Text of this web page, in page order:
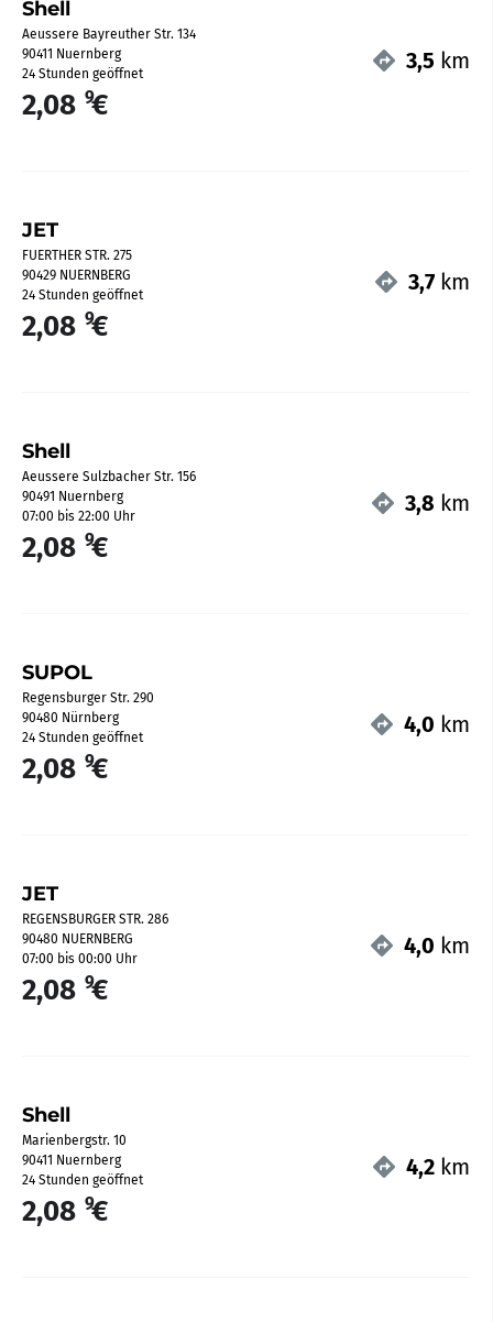
Shell
Aeussere Bayreuther Str. 134
90411 Nuernberg
24 Stunden geöffnet
2,08 9€
3,5 km
JET
FUERTHER STR. 275
90429 NUERNBERG
24 Stunden geöffnet
2,08 9€
3,7 km
Shell
Aeussere Sulzbacher Str. 156
90491 Nuernberg
07:00 bis 22:00 Uhr
2,08 9€
3,8 km
SUPOL
Regensburger Str. 290
90480 Nürnberg
24 Stunden geöffnet
2,08 9€
4,0 km
JET
REGENSBURGER STR. 286
90480 NUERNBERG
07:00 bis 00:00 Uhr
2,08 9€
4,0 km
Shell
Marienbergstr. 10
90411 Nuernberg
24 Stunden geöffnet
2,08 9€
4,2 km